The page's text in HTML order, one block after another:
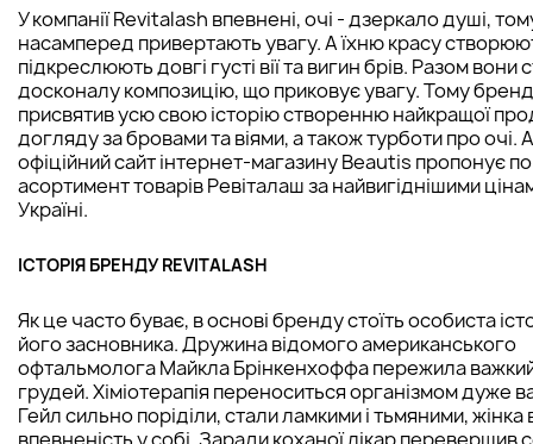
У компанії Revitalash впевнені, очі - дзеркало душі,
насамперед привертають увагу. А їхню красу
підкреслюють довгі густі вії та вигин брів. Разом
досконалу композицію, що приковує увагу. Тому бренд
присвятив усю свою історію створенню найкращої
догляду за бровами та віями, а також турботи про очі. А
офіційний сайт інтернет-магазину Beautis пропонує
асортимент товарів Ревіталаш за найвигіднішими
Україні.
ІСТОРІЯ БРЕНДУ REVITALASH
Як це часто буває, в основі бренду стоїть особиста
його засновника. Дружина відомого американського
офтальмолога Майкла Брінкенхоффа пережила
грудей. Хіміотерапія переноситься організмом дуже
Гейл сильно поріділи, стали ламкими і тьмяними, жінка